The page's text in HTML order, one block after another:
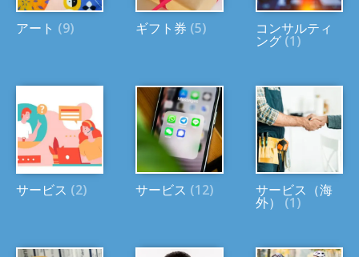
アート (9) ギフト券 (5) コンサルティ
ング (1)
サービス (2) サービス (12) サービス（海
外） (1)